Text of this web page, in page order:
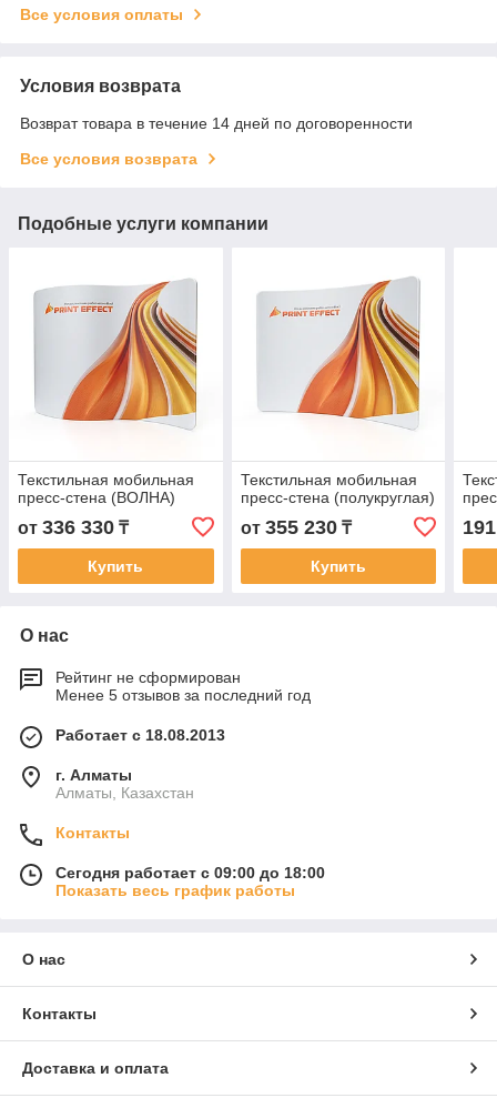
Все условия оплаты
Условия возврата
Возврат товара в течение 14 дней по договоренности
Все условия возврата
Подобные услуги компании
Текстильная мобильная
пресс-стена (ВОЛНА)
от 336 330 ₸
Купить
Текстильная мобильная
пресс-стена (полукруглая)
от 355 230₸
Купить
О нас
Рейтинг не сформирован
Менее 5 отзывов за последний год
Работает с 18.08.2013
г. Алматы
Алматы, Казахстан
Контакты
Сегодня работает с 09:00 до 18:00
Показать весь график работы
О нас
Контакты
Доставка и оплата